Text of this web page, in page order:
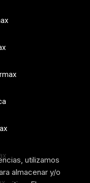
utilizamos
almacenar y/o